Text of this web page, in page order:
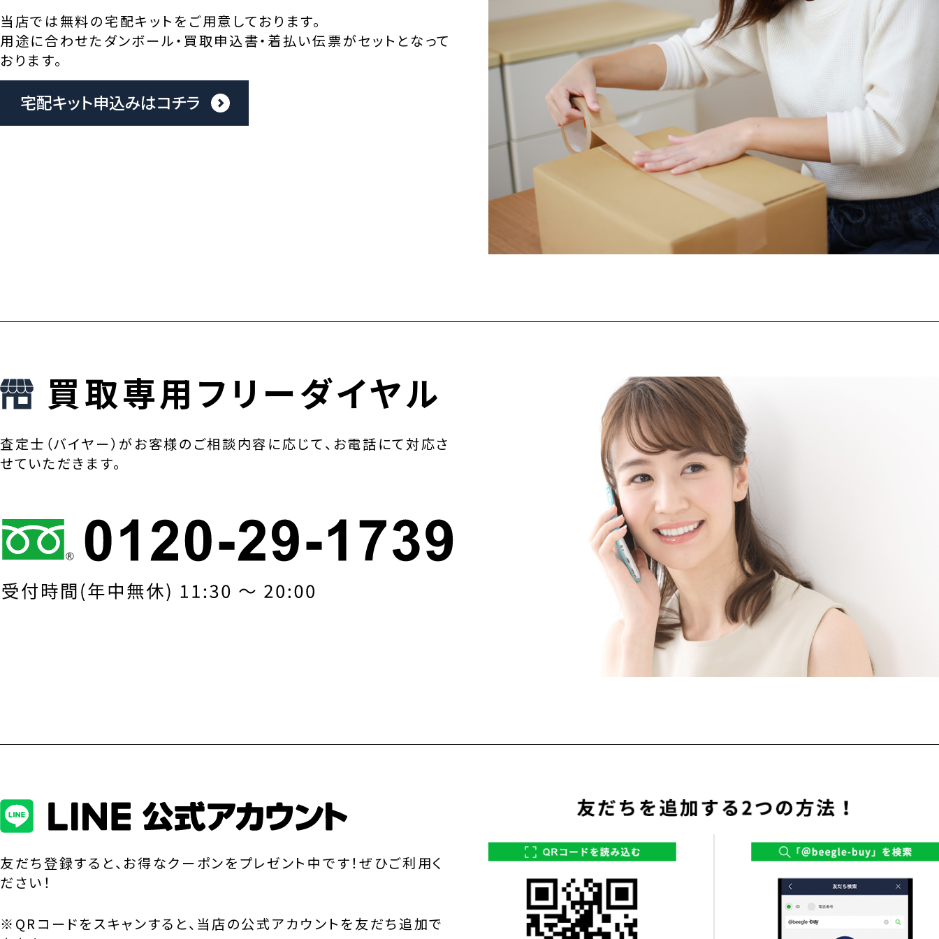
当店では無料の宅配キットをご用意しております。
用途に合わせたダンボール・買取申込書・着払い伝票がセットとなって
おります。
宅配キット申込みはコチラ
買取専用フリーダイヤル
査定士（バイヤー）がお客様のご相談内容に応じて、お電話にて対応さ
せていただきます。
友だち登録すると、お得なクーポンをプレゼント中です！ぜひご利用く
ださい！
※QRコードをスキャンすると、当店の公式アカウントを友だち追加で